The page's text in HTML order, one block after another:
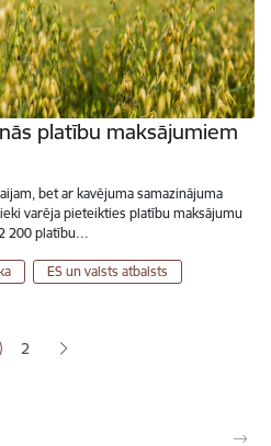
platību maksājumiem
bet ar kavējuma samazinājuma
varēja pieteikties platību maksājumu
200 platību…
ES un valsts atbalsts
lapa
Lapa
2